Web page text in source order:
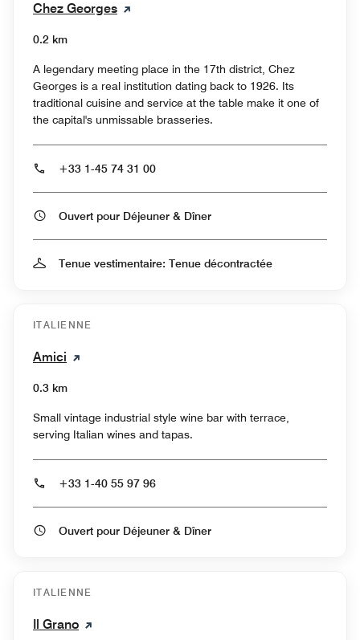
Chez Georges
0.2 km
A legendary meeting place in the 17th district, Chez
Georges is a real institution dating back to 1926. Its
traditional cuisine and service at the table make it one of
the capital's unmissable brasseries.
+33 1-45 74 31 00
Ouvert pour Déjeuner & Dîner
Tenue vestimentaire: Tenue décontractée
ITALIENNE
Amici
0.3 km
Small vintage industrial style wine bar with terrace,
serving Italian wines and tapas.
+33 1-40 55 97 96
Ouvert pour Déjeuner & Dîner
ITALIENNE
Il Grano